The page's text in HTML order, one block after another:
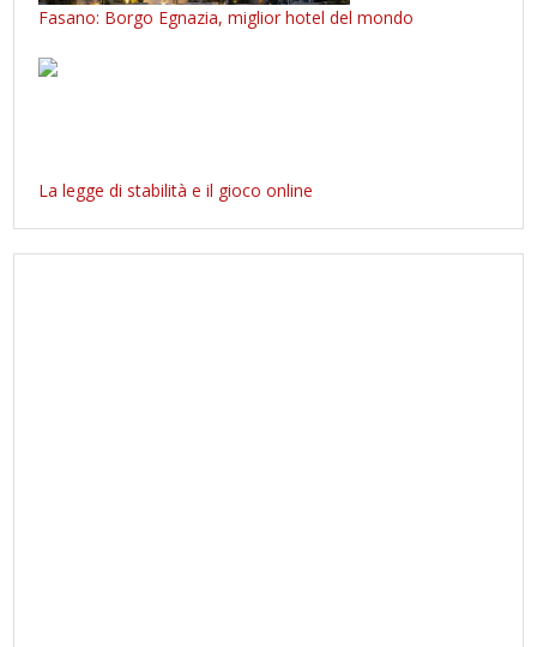
Fasano: Borgo Egnazia, miglior hotel del mondo
La legge di stabilità e il gioco online